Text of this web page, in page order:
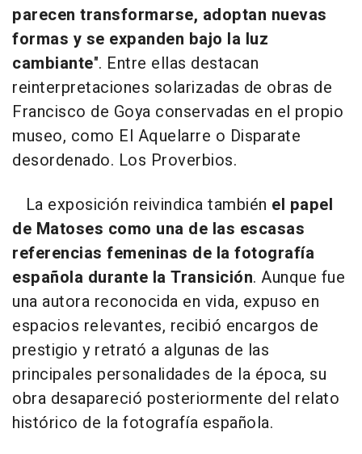
parecen transformarse, adoptan nuevas
formas y se expanden bajo la luz
cambiante". Entre ellas destacan
reinterpretaciones solarizadas de obras de
Francisco de Goya conservadas en el propio
museo, como El Aquelarre o Disparate
desordenado. Los Proverbios.
La exposición reivindica también el papel
de Matoses como una de las escasas
referencias femeninas de la fotografía
española durante la Transición. Aunque fue
una autora reconocida en vida, expuso en
espacios relevantes, recibió encargos de
prestigio y retrató a algunas de las
principales personalidades de la época, su
obra desapareció posteriormente del relato
histórico de la fotografía española.